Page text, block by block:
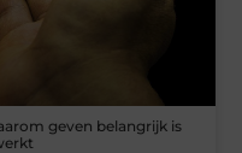
geven belangrijk is